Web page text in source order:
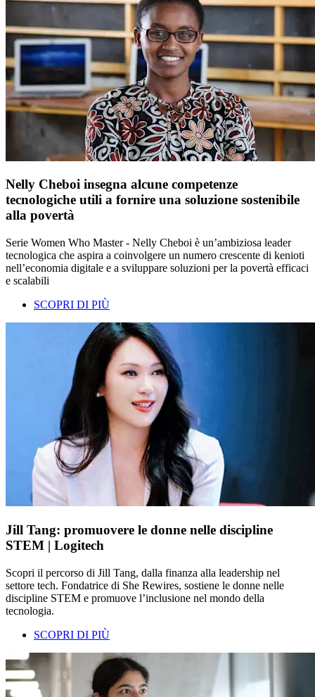
Nelly Cheboi insegna alcune competenze
tecnologiche utili a fornire una soluzione sostenibile
alla povertà
Serie Women Who Master - Nelly Cheboi è un’ambiziosa leader
tecnologica che aspira a coinvolgere un numero crescente di kenioti
nell’economia digitale e a sviluppare soluzioni per la povertà efficaci
e scalabili
SCOPRI DI PIÙ
Jill Tang: promuovere le donne nelle discipline
STEM | Logitech
Scopri il percorso di Jill Tang, dalla finanza alla leadership nel
settore tech. Fondatrice di She Rewires, sostiene le donne nelle
discipline STEM e promuove l’inclusione nel mondo della
tecnologia.
SCOPRI DI PIÙ